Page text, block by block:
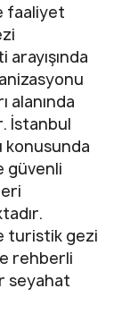
faaliyet
alanında
İstanbul
konusunda
güvenli
turistik gezi
rehberli
seyahat